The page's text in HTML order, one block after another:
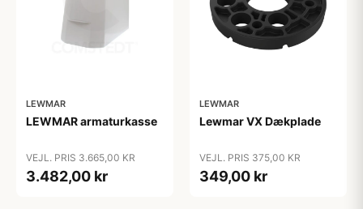
LEWMAR
LEWMAR armaturkasse
VEJL. PRIS 3.665,00 KR
3.482,00 kr
LEWMAR
Lewmar VX Dækplade
VEJL. PRIS 375,00 KR
349,00 kr